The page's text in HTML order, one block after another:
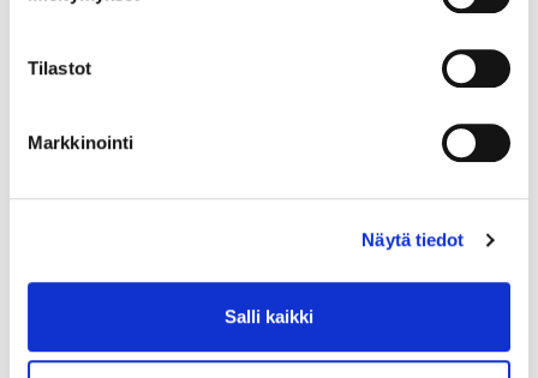
Tilastot
Markkinointi
Näytä tiedot
Salli kaikki
Johtava huuto:blankkari